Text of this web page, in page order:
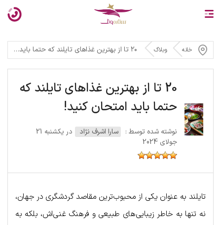
خانه وبلاگ ۲۰ تا از بهترین غذاهای تایلند که حتما باید امتحان کنید!
20 تا از بهترین غذاهای تایلند که
حتما باید امتحان کنید!
نوشته شده توسط : سارا اشرف نژاد
در یکشنبه 21
جولای 2024
تایلند به عنوان یکی از محبوب‌ترین مقاصد گردشگری در جهان،
نه تنها به خاطر زیبایی‌های طبیعی و فرهنگ غنی‌اش، بلکه به